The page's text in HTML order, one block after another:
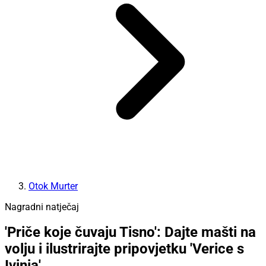
Otok Murter
Nagradni natječaj
'Priče koje čuvaju Tisno': Dajte mašti na
volju i ilustrirajte pripovjetku 'Verice s